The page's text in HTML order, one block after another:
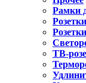
Рамки
ТВ-